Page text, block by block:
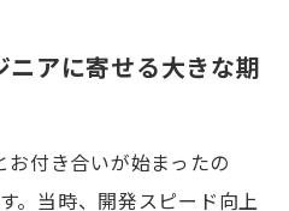
アに寄せる大きな期
お付き合いが始まったの
。当時、開発スピード向上